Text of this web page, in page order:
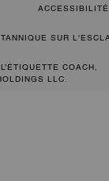
ACCESSIBILITÉ
SUR
COACH,
LLC.